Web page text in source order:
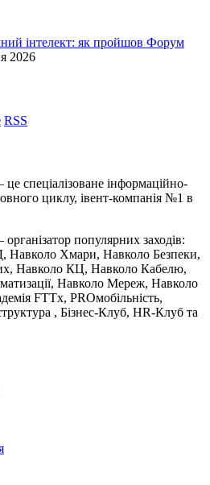
інтелект: як пройшов Форум
2026
RSS
спеціалізоване інформаційно-
циклу, івент-компанія №1 в
популярних заходів:
Хмари, Навколо Безпеки,
Навколо КЦ, Навколо Кабелю,
Навколо Мереж, Навколо
FTTx, PROмобільність,
, Бізнес-Клуб, HR-Клуб та